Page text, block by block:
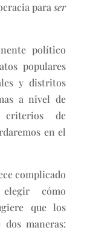
paraser
político
populares
y distritos
a nivel de
de
en el
complicado
cómo
que los
maneras: